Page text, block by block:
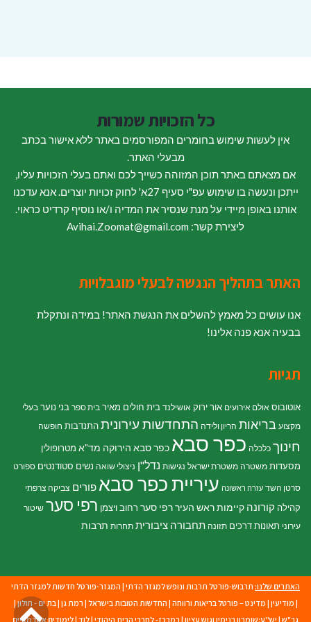
כל הזכויות שמורות
אין לעשות שימוש בחומרים המפורסמים באתר ללא אישור בכתב
מבעלי האתר.
אם מצאתם באתר תוכן המזוהה כשייך לכם ואתם בעלי הזכויות עליו,
ייתכן ונעשה בו שימוש עפ"י סעיף 27א' לחוק זכויות יוצרים. אנא עדכנו
אותנו באופן מיידי על מנת שנסיר את המדיה ו/או נוסיף קרדיט כראוי.
ליצירת קשר: Avihai.Zoomat@gmail.com
האתר בתהליך הנגשה לבעלי מוגבלויות
אנו עושים כל מאמץ להשלים את הנגשת האתר! במידה ונתקלת
בבעיה אנא פנה אלינו!
תגיות
אוטובוס אולם אירועים אור ירוק אושילנד בית חולים מאיר בית ספר בני נוער בעלי
מקצוע בריאות הריון ולידה התחדשות עירוניתהתנדבות חופשה
חינוך כלכלה כפר סבא כפר סבא הירוקה מד"א מטרופולין
מסעדות משטרה משטרת ישראל נגישות נדל"ן ניצולי שואה נשים סטודנטים ספורט
סרטן השד עזרה ראשונה עיריית כפר סבא פורים צביקה צרפתי
קהילה קורונה קיימותראש העיר רפי סער רחוב ויצמן רפי סער שיטור
עירוני תאונות דרכים תזונה תחבורה ציבורית תחרות תרבות
האתרים שלנו: תרבוש-פורטל תרבות ונופש למגזר הדתי | המגזר-פורטל חדשות למגזר הדתי
| מודיעין | מדינט – פורטל בריאות ורווחה | החדשות הטובות בישראל | רמת גן | בת ים - חולון|
גב"ש | יש''ע:שומרון בנימין וגוש עציון | במרכז- לחברי הבית היהודי |לוד |לימודים אקדמאיים